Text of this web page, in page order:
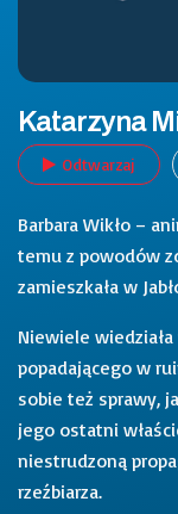
Katarzyna
Odtwarzaj
Barbara Wikło –
temu z powodów
zamieszkała w
Niewiele
popadającego w
sobie też sprawy,
jego ostatni
niestrudzoną
rzeźbiarza.